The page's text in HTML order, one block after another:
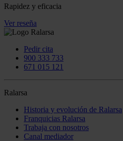
Rapidez y eficacia
Ver reseña
Pedir cita
900 333 733
671 015 121
Ralarsa
Historia y evolución de Ralarsa
Franquicias Ralarsa
Trabaja con nosotros
Canal mediador